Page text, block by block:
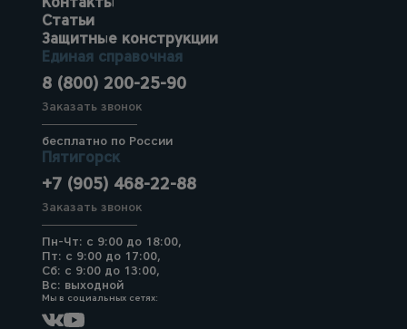
Статьи
Защитные конструкции
Единая справочная
8 (800) 200-25-90
Заказать звонок
бесплатно по России
Пятигорск
+7 (905) 468-22-88
Заказать звонок
Пн-Чт: с 9:00 до 18:00,
Пт: с 9:00 до 17:00,
Сб: с 9:00 до 13:00,
Вс: выходной
Мы в социальных сетях: